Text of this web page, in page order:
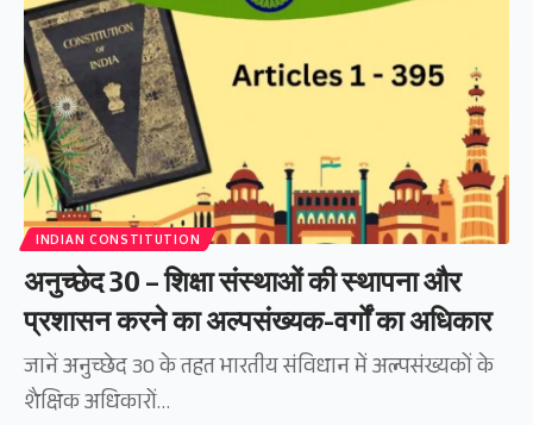
INDIAN CONSTITUTION
अनुच्छेद 30 – शिक्षा संस्थाओं की स्थापना और
प्रशासन करने का अल्पसंख्यक-वर्गों का अधिकार
जानें अनुच्छेद 30 के तहत भारतीय संविधान में अल्पसंख्यकों के
शैक्षिक अधिकारों…